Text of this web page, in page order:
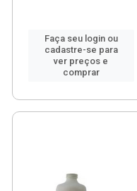
Faça seu login ou
cadastre-se para
ver preços e
comprar